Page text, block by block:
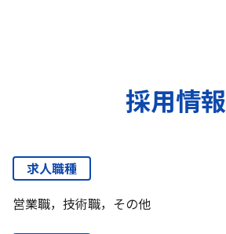
採用情報
求人職種
営業職，技術職，その他